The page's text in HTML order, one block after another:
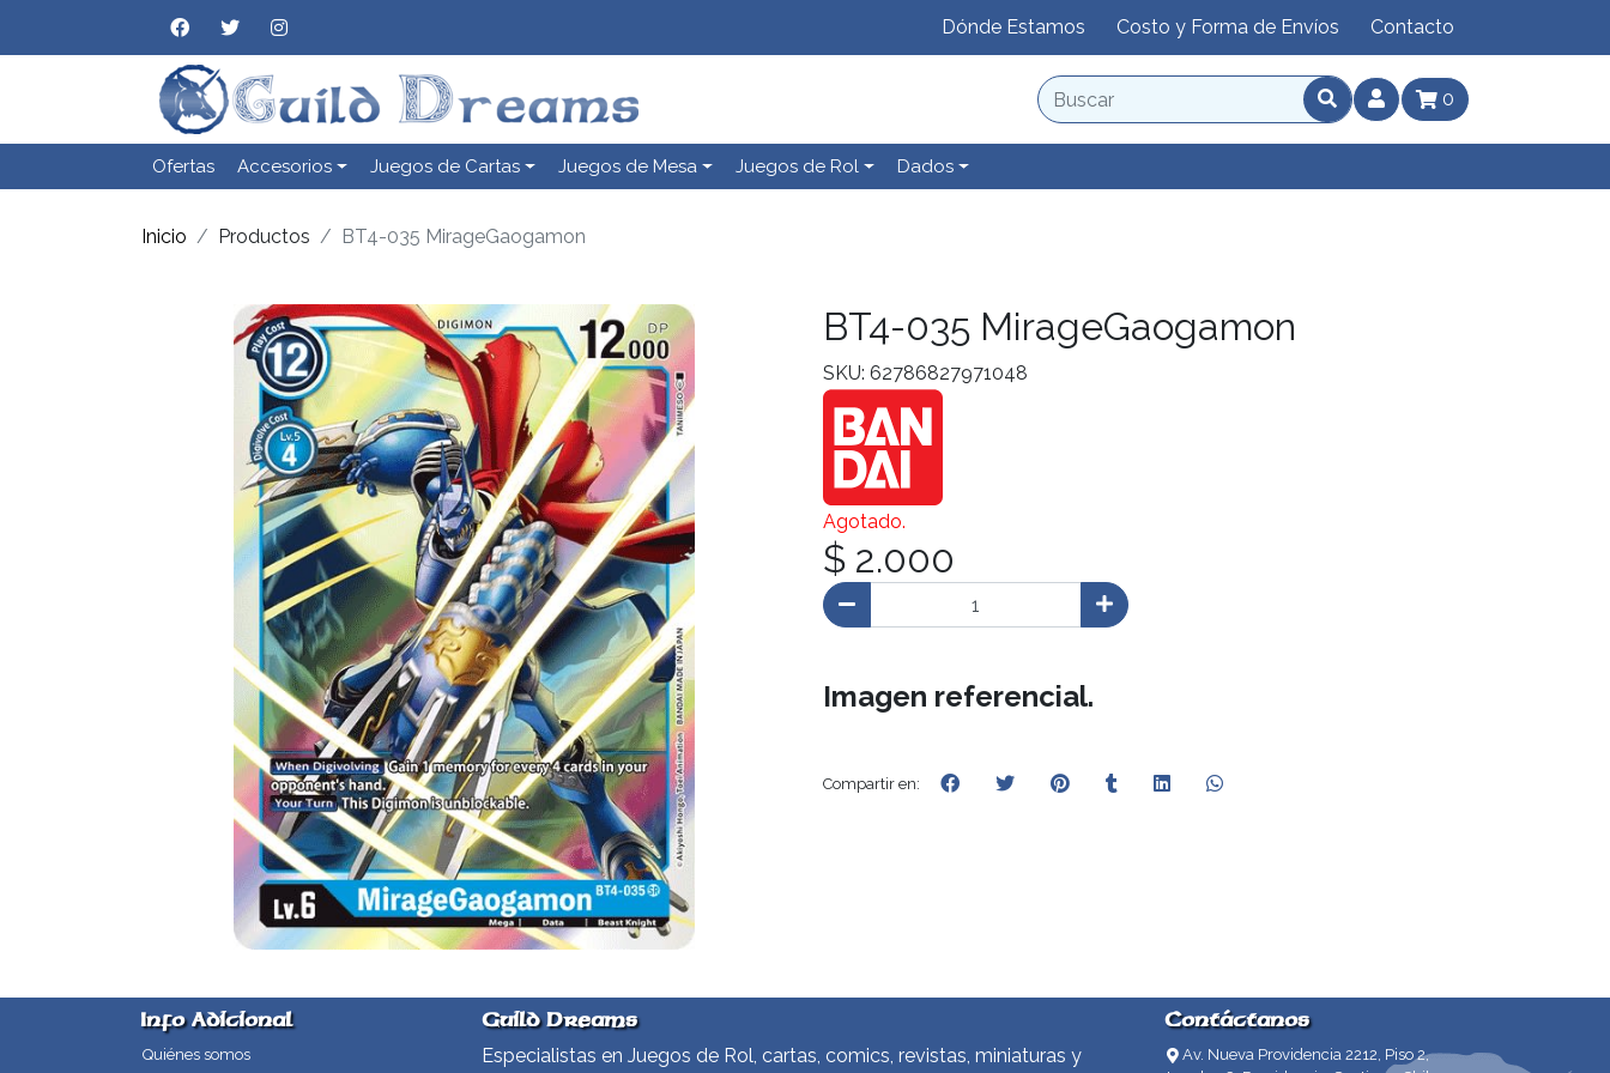
Dónde Estamos Costo y Forma de Envíos Contacto
0
Ofertas Accesorios Juegos de Cartas Juegos de Mesa Juegos de Rol Dados
Inicio Productos BT4-035 MirageGaogamon
BT4-035 MirageGaogamon
SKU: 62786827971048
Agotado.
$ 2.000
Imagen referencial.
Compartir en:
Info Adicional
Quiénes somos
Guild Dreams
Especialistas en Juegos de Rol, cartas, comics, revistas, miniaturas y
Contáctanos
Av. Nueva Providencia 2212, Piso 2,